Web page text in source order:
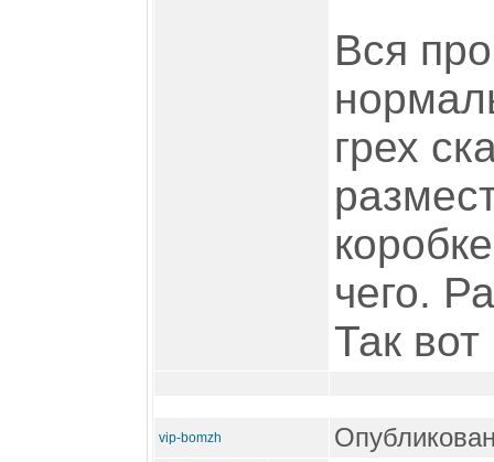
Вся
грех
чего.
Так вот
vip-bomzh